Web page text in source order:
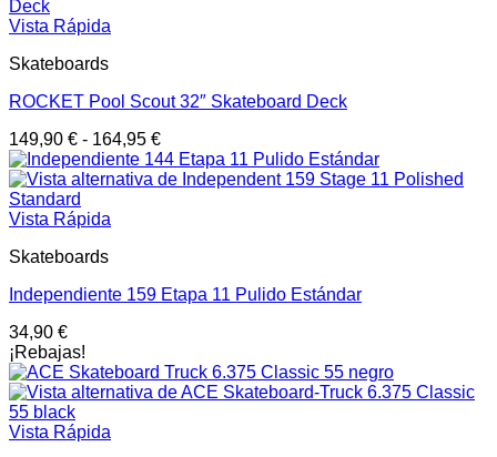
Vista Rápida
Skateboards
ROCKET Pool Scout 32″ Skateboard Deck
149,90 € - 164,95 €
Vista Rápida
Skateboards
Independiente 159 Etapa 11 Pulido Estándar
34,90 €
¡Rebajas!
Vista Rápida